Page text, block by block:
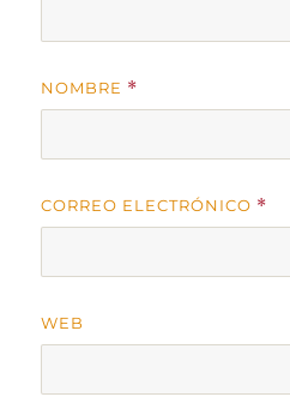
NOMBRE *
CORREO ELECTRÓNICO *
WEB